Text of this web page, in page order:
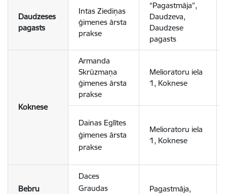
Daudzeses
pagasts
Intas Ziediņas
ģimenes ārsta
prakse
“Pagastmāja”,
Daudzeva,
Daudzese
pagasts
Koknese
Armanda
Skrūzmaņa
ģimenes ārsta
prakse
Melioratoru iela
1, Koknese
Dainas Eglītes
ģimenes ārsta
prakse
Melioratoru iela
1, Koknese
Bebru
Daces
Graudas
Pagastmāja,